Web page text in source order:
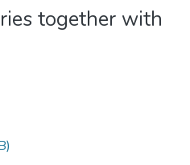
together with